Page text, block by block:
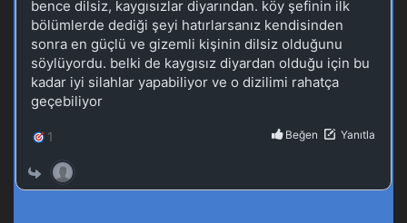
Tales of Herding Gods 53.Bölüm izle
Blm 53 - Ekim 20, 2025